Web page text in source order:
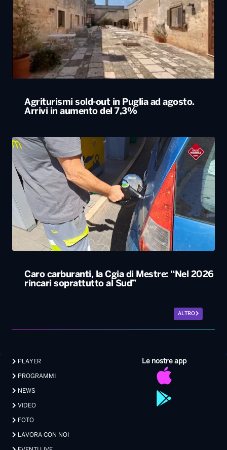
Agriturismi sold-out in Puglia ad agosto.
Arrivi in aumento del 7,3%
Caro carburanti, la Cgia di Mestre: “Nel 2026
rincari soprattutto al Sud”
ALTRO
Le nostre app
PLAYER
PROGRAMMI
NEWS
VIDEO
FOTO
LAVORA CON NOI